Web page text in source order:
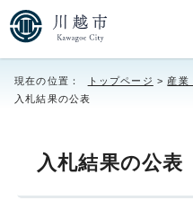
現在の位置： トップページ > 産業
入札結果の公表
入札結果の公表